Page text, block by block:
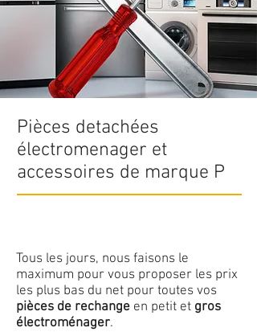
Pièces detachées
électromenager et
accessoires de marque P
Tous les jours, nous faisons le
maximum pour vous proposer les prix
les plus bas du net pour toutes vos
pièces de rechange en petit et gros
électroménager.